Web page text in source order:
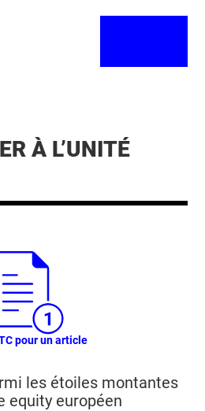
À L’UNITÉ
pour un article
les étoiles montantes
equity européen